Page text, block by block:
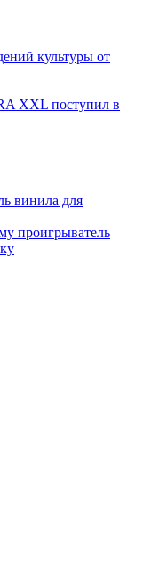
культуры от
XXL поступил в
винила для
проигрыватель